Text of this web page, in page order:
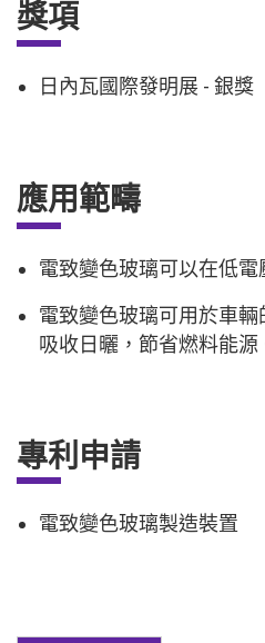
獎項
日內瓦國際發明展 - 銀獎
應用範疇
電致變色玻璃可以在低電
電致變色玻璃可用於車
吸收日曬，節省燃料能源
專利申請
電致變色玻璃製造裝置